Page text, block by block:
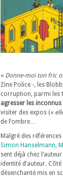
« Donne-moi ton fric
Zine Police -, les
corruption, parmi les
agresser les
visiter des expos («
de l’ombre…
Malgré des
Simon Hanselmann,
sent déjà chez
identité d’auteur. Côté
désenchanté mis en